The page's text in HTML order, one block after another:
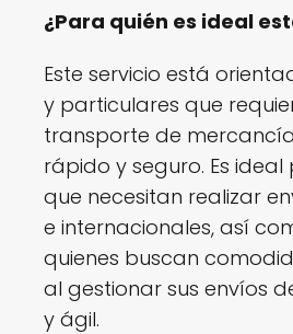
¿Para quién es ideal
Este servicio está
y particulares que
transporte de
rápido y seguro. Es
que necesitan realizar
e internacionales, así
quienes buscan
al gestionar sus envíos
y ágil.